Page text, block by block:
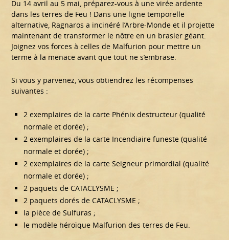
Du 14 avril au 5 mai, préparez-vous à une virée ardente
dans les terres de Feu ! Dans une ligne temporelle
alternative, Ragnaros a incinéré l’Arbre-Monde et il projette
maintenant de transformer le nôtre en un brasier géant.
Joignez vos forces à celles de Malfurion pour mettre un
terme à la menace avant que tout ne s’embrase.
Si vous y parvenez, vous obtiendrez les récompenses
suivantes :
2 exemplaires de la carte Phénix destructeur (qualité
normale et dorée) ;
2 exemplaires de la carte Incendiaire funeste (qualité
normale et dorée) ;
2 exemplaires de la carte Seigneur primordial (qualité
normale et dorée) ;
2 paquets de CATACLYSME ;
2 paquets dorés de CATACLYSME ;
la pièce de Sulfuras ;
le modèle héroïque Malfurion des terres de Feu.